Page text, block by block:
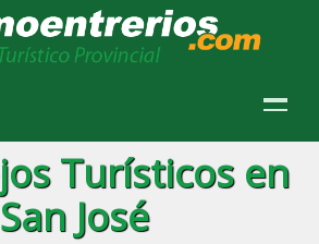
Turísticos en
San José